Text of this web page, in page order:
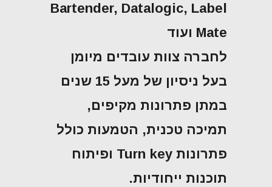
Bartender, Datalogic, Label
Mate ועוד
לחברה צוות עובדים מיומן
בעל ניסיון של מעל 15 שנים
במתן פתרונות מקיפים,
תמיכה טכנית, הטמעות כולל
פתרונות Turn key ופיתוח
תוכנות ייחודיות.